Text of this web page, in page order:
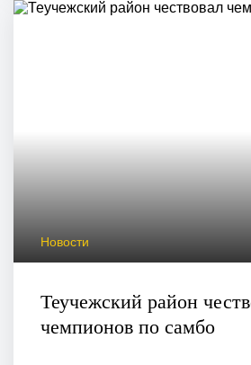
Новости
Теучежский район
чемпионов по самбо